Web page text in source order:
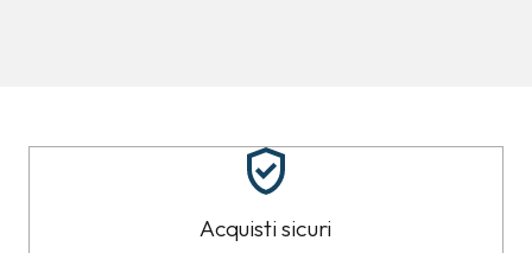
Acquisti sicuri